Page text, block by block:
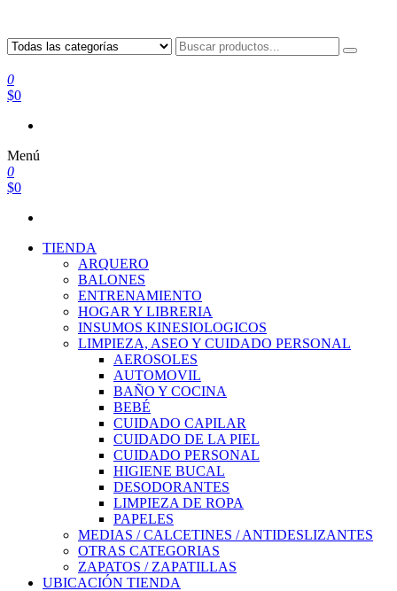
0
$0
Menú
0
$0
TIENDA
ARQUERO
BALONES
ENTRENAMIENTO
HOGAR Y LIBRERIA
INSUMOS KINESIOLOGICOS
LIMPIEZA, ASEO Y CUIDADO PERSONAL
AEROSOLES
AUTOMOVIL
BAÑO Y COCINA
BEBÉ
CUIDADO CAPILAR
CUIDADO DE LA PIEL
CUIDADO PERSONAL
HIGIENE BUCAL
DESODORANTES
LIMPIEZA DE ROPA
PAPELES
MEDIAS / CALCETINES / ANTIDESLIZANTES
OTRAS CATEGORIAS
ZAPATOS / ZAPATILLAS
UBICACIÓN TIENDA